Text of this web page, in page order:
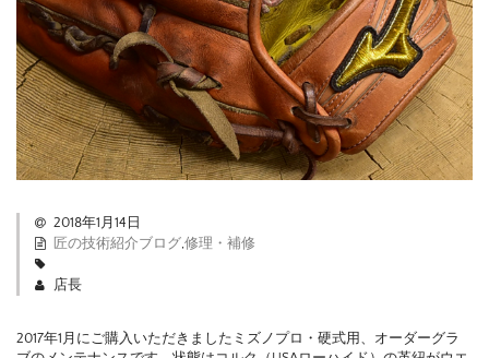
2018年1月14日
匠の技術紹介ブログ,修理・補修
店長
2017年1月にご購入いただきましたミズノプロ・硬式用、オーダーグラ